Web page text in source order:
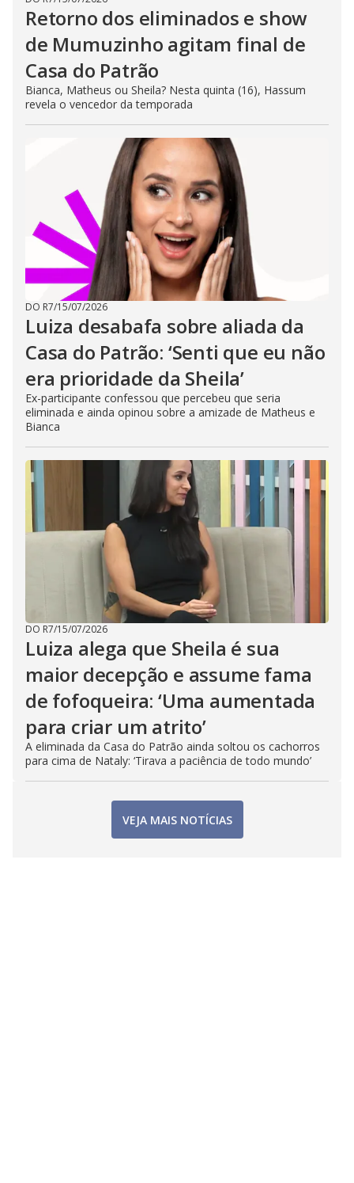
Retorno dos eliminados e show
de Mumuzinho agitam final de
Casa do Patrão
Bianca, Matheus ou Sheila? Nesta quinta (16), Hassum
revela o vencedor da temporada
DO R7/15/07/2026
Luiza desabafa sobre aliada da
Casa do Patrão: ‘Senti que eu não
era prioridade da Sheila’
Ex-participante confessou que percebeu que seria
eliminada e ainda opinou sobre a amizade de Matheus e
Bianca
DO R7/15/07/2026
Luiza alega que Sheila é sua
maior decepção e assume fama
de fofoqueira: ‘Uma aumentada
para criar um atrito’
A eliminada da Casa do Patrão ainda soltou os cachorros
para cima de Nataly: ‘Tirava a paciência de todo mundo’
VEJA MAIS NOTÍCIAS